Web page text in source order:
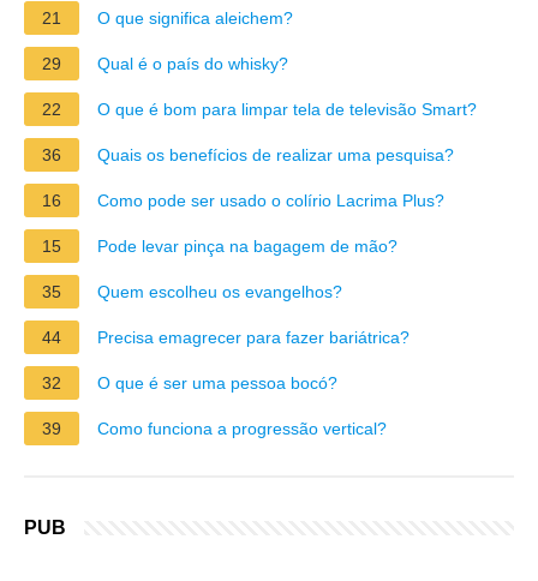
21 O que significa aleichem?
29 Qual é o país do whisky?
22 O que é bom para limpar tela de televisão Smart?
36 Quais os benefícios de realizar uma pesquisa?
16 Como pode ser usado o colírio Lacrima Plus?
15 Pode levar pinça na bagagem de mão?
35 Quem escolheu os evangelhos?
44 Precisa emagrecer para fazer bariátrica?
32 O que é ser uma pessoa bocó?
39 Como funciona a progressão vertical?
PUB